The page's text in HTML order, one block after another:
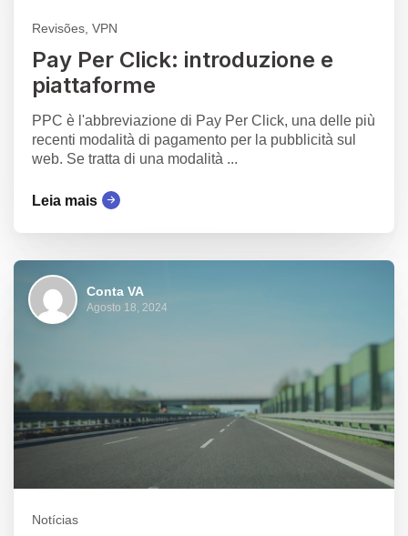
Revisões, VPN
Pay Per Click: introduzione e
piattaforme
PPC è l'abbreviazione di Pay Per Click, una delle più
recenti modalità di pagamento per la pubblicità sul
web. Se tratta di una modalità ...
Leia mais
Conta VA
Agosto 18, 2024
Notícias